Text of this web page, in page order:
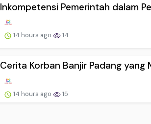
Inkompetensi Pemerintah dalam
14 hours ago 14
Cerita Korban Banjir Padang yang
14 hours ago 15